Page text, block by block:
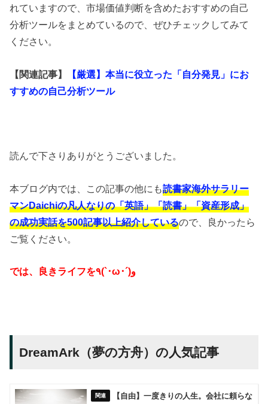
れていますので、市場価値判断を含めたおすすめの自己
分析ツールをまとめているので、ぜひチェックしてみて
ください。
【関連記事】
【厳選】本当に役立った「自分発見」にお
すすめの自己分析ツール
読んで下さりありがとうございました。
本ブログ内では、この記事の他にも読書家海外サラリー
マンDaichiの凡人なりの「英語」「読書」「資産形成」
の成功実話を500記事以上紹介しているので、良かったら
ご覧ください。
では、良き ライフを٩(`･ω･´)و
DreamArk（夢の方舟）の人気記事
【自由】一度きりの人生。会社に頼らな